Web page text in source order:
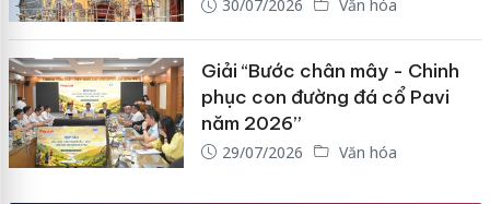
30/07/2026 Văn hóa
Giải “Bước chân mây - Chinh
phục con đường đá cổ Pavi
năm 2026”
29/07/2026 Văn hóa